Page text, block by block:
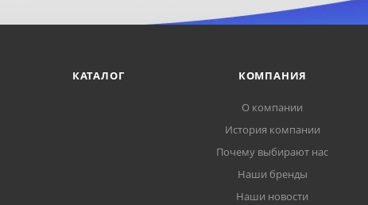
КАТАЛОГ КОМПАНИЯ
О компании
История компании
Почему выбирают нас
Наши бренды
Наши новости